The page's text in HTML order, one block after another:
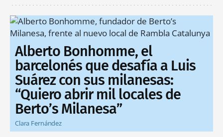
Alberto Bonhomme, el
barcelonés que desafía a Luis
Suárez con sus milanesas:
“Quiero abrir mil locales de
Berto’s Milanesa”
Clara Fernández